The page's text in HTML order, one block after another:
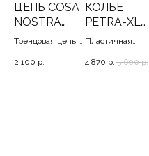
ЦЕПЬ COSA
NOSTRA
(GOLD, S)
Трендовая цепь с
2 100 р.
КОЛЬЕ
PETRA-XL
GOLD
Пластичная
золотом, 8 мм, 50
4 870 р. 5 600 р.